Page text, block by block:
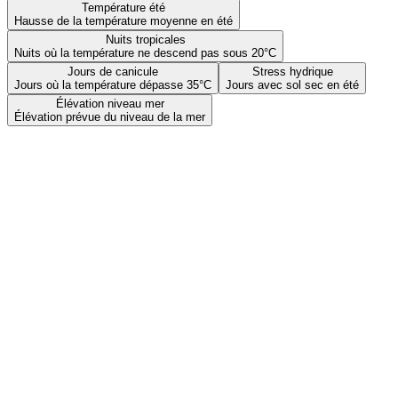
Température été
Hausse de la température moyenne en été
Nuits tropicales
Nuits où la température ne descend pas sous 20°C
Jours de canicule
Jours où la température dépasse 35°C
Stress hydrique
Jours avec sol sec en été
Élévation niveau mer
Élévation prévue du niveau de la mer